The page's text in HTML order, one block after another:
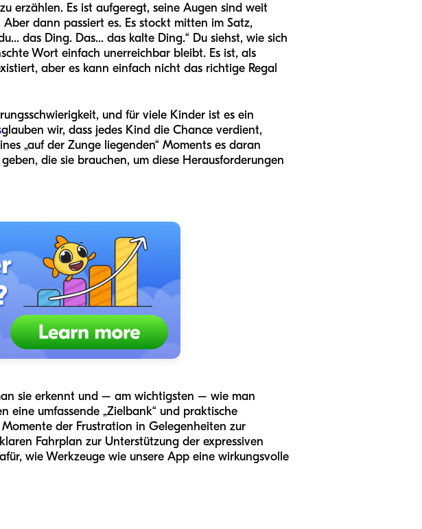
erzählen. Es ist aufgeregt, seine Augen sind weit
dann passiert es. Es stockt mitten im Satz,
das Ding. Das... das kalte Ding.“ Du siehst, wie sich
Wort einfach unerreichbar bleibt. Es ist, als
aber es kann einfach nicht das richtige Regal
und für viele Kinder ist es ein
glauben wir, dass jedes Kind die Chance verdient,
„auf der Zunge liegenden“ Moments es daran
die sie brauchen, um diese Herausforderungen
sie erkennt und – am wichtigsten – wie man
umfassende „Zielbank“ und praktische
der Frustration in Gelegenheiten zur
Fahrplan zur Unterstützung der expressiven
wie Werkzeuge wie unsere App eine wirkungsvolle